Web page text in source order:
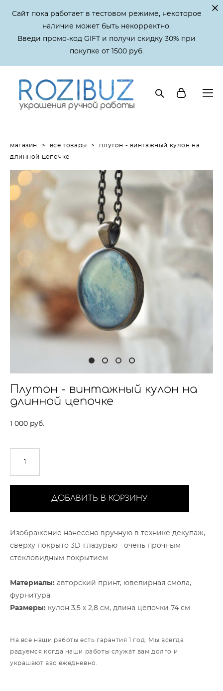
Сайт пока работает в тестовом режиме, некоторое
наличие может быть некорректно.
Введи промо-код GIFT и получи скидку 30% при
покупке от 1500 руб.
магазин > все товары > плутон - винтажный кулон на
длинной цепочке
Плутон - винтажный кулон на
длинной цепочке
1 000 pуб.
ДОБАВИТЬ В КОРЗИНУ
Изображение нанесено вручную в технике декупаж,
сверху покрыто 3D-глазурью - очень прочным
стекловидным покрытием.
Материалы: авторский принт, ювелирная смола,
фурнитура.
Размеры: кулон 3,5 х 2,8 см, длина цепочки 74 см.
На все наши работы есть гарантия 1 год. Мы всегда
радуемся когда наши работы служат вам долго и
украшают вас ежедневно.